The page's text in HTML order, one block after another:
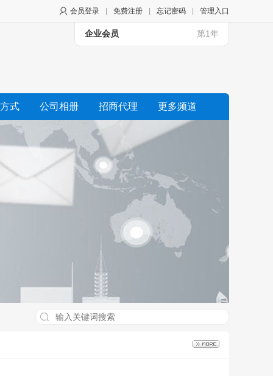
会员登录 免费注册 忘记密码 管理入口
企业会员 第1年
式 公司相册 招商代理 更多频道